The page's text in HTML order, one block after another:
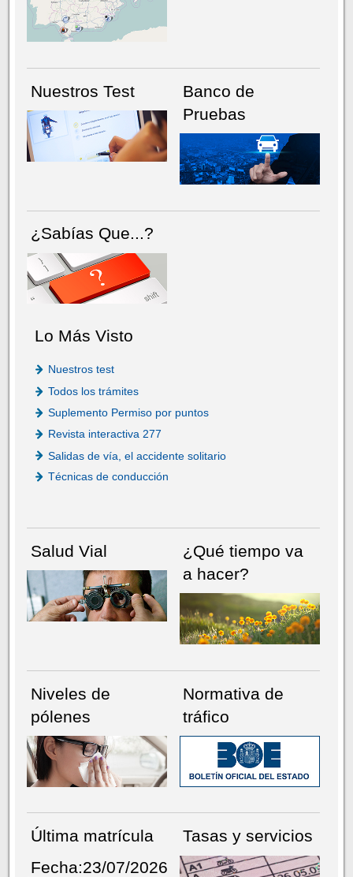
NÚMERO ACTUALHEMEROTECA
Nuestros Test
Banco de
Pruebas
¿Sabías Que...?
Lo Más Visto
Nuestros test
Todos los trámites
Suplemento Permiso por puntos
Revista interactiva 277
Salidas de vía, el accidente solitario
Técnicas de conducción
Salud Vial
¿Qué tiempo va
a hacer?
Niveles de
pólenes
Normativa de
tráfico
Última matrícula
Fecha:23/07/2026
Tasas y servicios